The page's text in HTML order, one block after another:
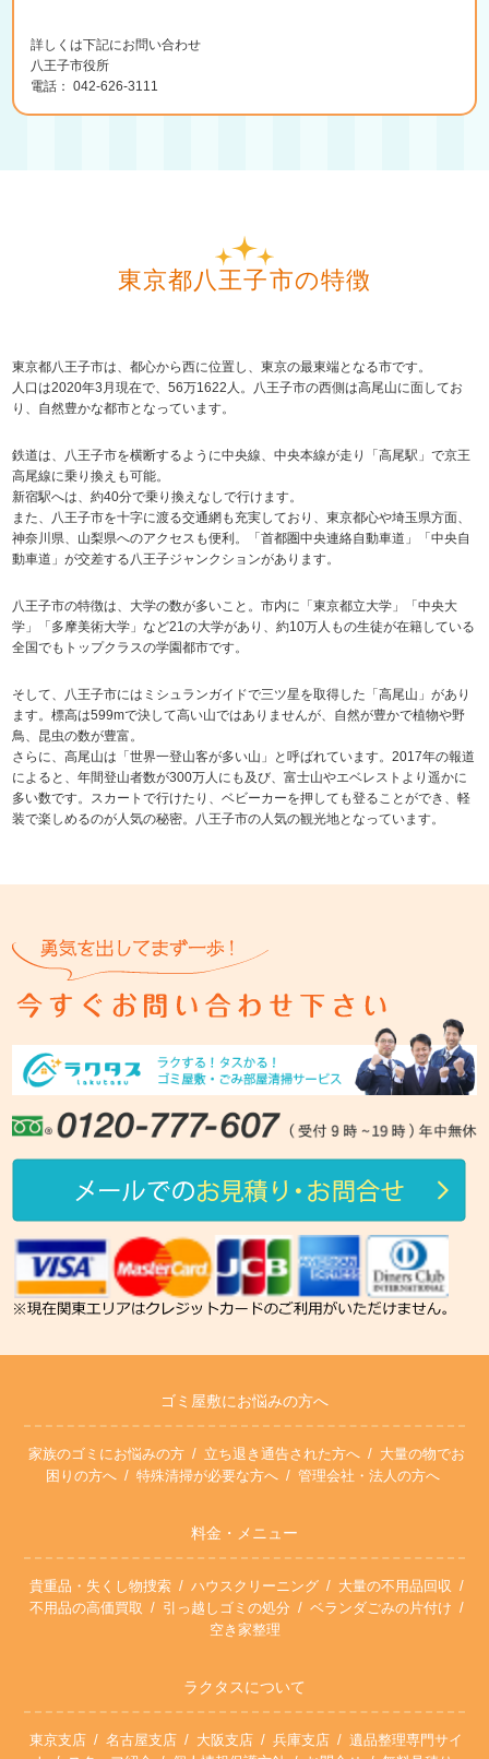
詳しくは下記にお問い合わせ
八王子市役所
電話： 042-626-3111
東京都八王子市の特徴
東京都八王子市は、都心から西に位置し、東京の最東端となる市です。
人口は2020年3月現在で、56万1622人。八王子市の西側は高尾山に面してお
り、自然豊かな都市となっています。
鉄道は、八王子市を横断するように中央線、中央本線が走り「高尾駅」で京王
高尾線に乗り換えも可能。
新宿駅へは、約40分で乗り換えなしで行けます。
また、八王子市を十字に渡る交通網も充実しており、東京都心や埼玉県方面、
神奈川県、山梨県へのアクセスも便利。「首都圏中央連絡自動車道」「中央自
動車道」が交差する八王子ジャンクションがあります。
八王子市の特徴は、大学の数が多いこと。市内に「東京都立大学」「中央大
学」「多摩美術大学」など21の大学があり、約10万人もの生徒が在籍している
全国でもトップクラスの学園都市です。
そして、八王子市にはミシュランガイドで三ツ星を取得した「高尾山」があり
ます。標高は599mで決して高い山ではありませんが、自然が豊かで植物や野
鳥、昆虫の数が豊富。
さらに、高尾山は「世界一登山客が多い山」と呼ばれています。2017年の報道
によると、年間登山者数が300万人にも及び、富士山やエベレストより遥かに
多い数です。スカートで行けたり、ベビーカーを押しても登ることができ、軽
装で楽しめるのが人気の秘密。八王子市の人気の観光地となっています。
ゴミ屋敷にお悩みの方へ
家族のゴミにお悩みの方 立ち退き通告された方へ
大量の物でお
困りの方へ
特殊清掃が必要な方へ 管理会社・法人の方へ
料金・メニュー
貴重品・失くし物捜索 ハウスクリーニング
大量の不用品回収
不用品の高価買取
引っ越しゴミの処分
ベランダごみの片付け
空き家整理
ラクタスについて
東京支店 名古屋支店 大阪支店 兵庫支店
遺品整理専門サイ